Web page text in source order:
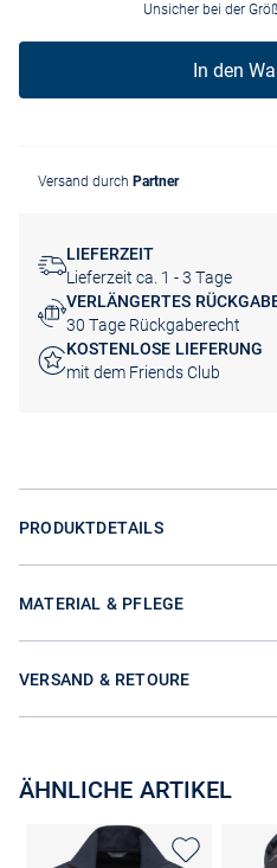
Unsicher bei der
In den
Versand durch Partner
LIEFERZEIT
Lieferzeit ca. 1 - 3 Tage
VERLÄNGERTES
30 Tage Rückgaberecht
KOSTENLOSE LIEFERUNG
mit dem Friends Club
PRODUKTDETAILS
MATERIAL & PFLEGE
VERSAND & RETOURE
ÄHNLICHE ARTIKEL